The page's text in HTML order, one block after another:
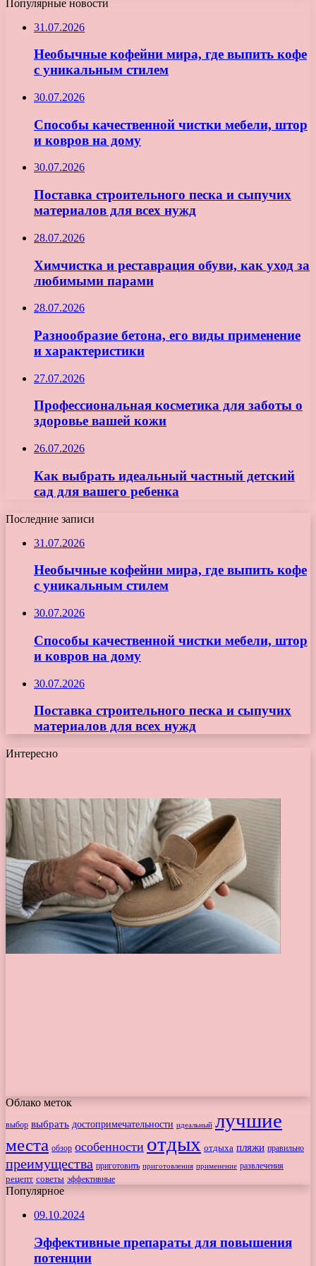
Популярные новости
31.07.2026
Необычные кофейни мира, где выпить кофе
с уникальным стилем
30.07.2026
Способы качественной чистки мебели, штор
и ковров на дому
30.07.2026
Поставка строительного песка и сыпучих
материалов для всех нужд
28.07.2026
Химчистка и реставрация обуви, как уход за
любимыми парами
28.07.2026
Разнообразие бетона, его виды применение
и характеристики
27.07.2026
Профессиональная косметика для заботы о
здоровье вашей кожи
26.07.2026
Как выбрать идеальный частный детский
сад для вашего ребенка
Последние записи
31.07.2026
Необычные кофейни мира, где выпить кофе
с уникальным стилем
30.07.2026
Способы качественной чистки мебели, штор
и ковров на дому
30.07.2026
Поставка строительного песка и сыпучих
материалов для всех нужд
Интересно
Облако меток
выбор выбрать достопримечательности идеальный лучшие
места обзор особенности отдых отдыха пляжи правильно
преимущества приготовить приготовления применение развлечения
рецепт советы эффективные
Популярное
09.10.2024
Эффективные препараты для повышения
потенции